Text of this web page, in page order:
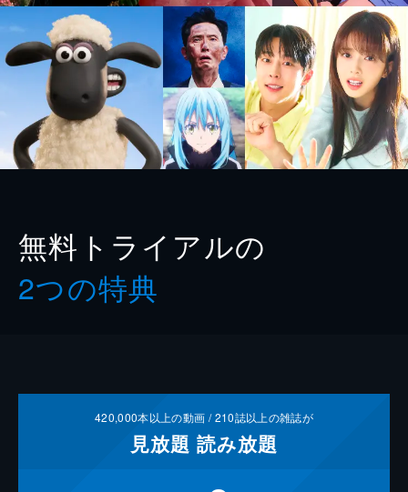
無料トライアルの
2つの特典
420,000本以上の動画 /210誌以上の雑誌が
見放題 読み放題